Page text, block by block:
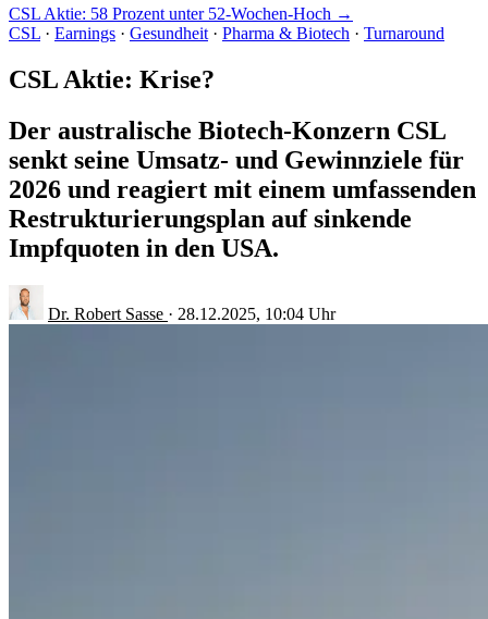
CSL Aktie: 58 Prozent unter 52-Wochen-Hoch →
CSL · Earnings · Gesundheit · Pharma & Biotech · Turnaround
CSL Aktie: Krise?
Der australische Biotech-Konzern CSL
senkt seine Umsatz- und Gewinnziele für
2026 und reagiert mit einem umfassenden
Restrukturierungsplan auf sinkende
Impfquoten in den USA.
Dr. Robert Sasse · 28.12.2025, 10:04 Uhr